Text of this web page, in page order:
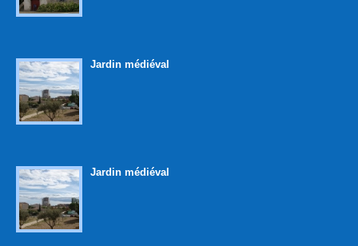
Jardin médiéval
Jardin médiéval